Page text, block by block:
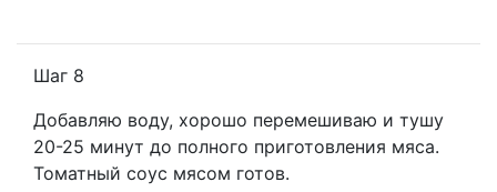
Шаг 8
Добавляю воду, хорошо перемешиваю и тушу
20-25 минут до полного приготовления мяса.
Томатный соус мясом готов.